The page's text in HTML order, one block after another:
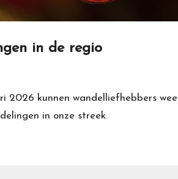
in de regio
2026 kunnen wandelliefhebbers
in onze streek.